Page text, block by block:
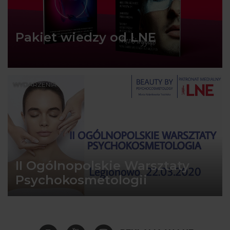
Pakiet wiedzy od LNE
WYDARZENIA
II Ogólnopolskie Warsztaty
Psychokosmetologii